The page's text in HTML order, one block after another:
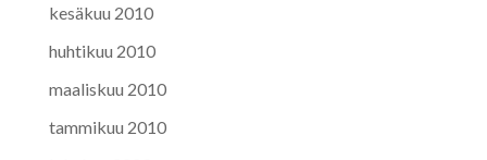
kesäkuu 2010
huhtikuu 2010
maaliskuu 2010
tammikuu 2010